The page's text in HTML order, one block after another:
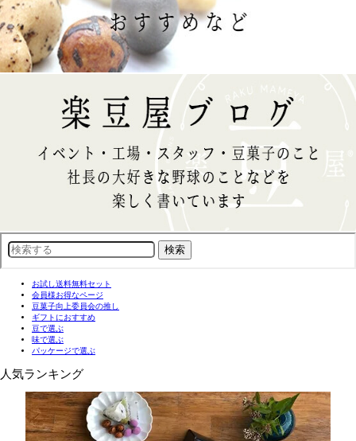
お試し送料無料セット
会員様お得なページ
豆菓子向上委員会の推し
ギフトにおすすめ
豆で選ぶ
味で選ぶ
パッケージで選ぶ
人気ランキング